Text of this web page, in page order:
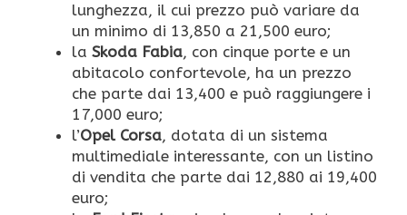
lunghezza, il cui prezzo può variare da
un minimo di 13,850 a 21,500 euro;
la Skoda Fabia, con cinque porte e un
abitacolo confortevole, ha un prezzo
che parte dai 13,400 e può raggiungere i
17,000 euro;
l’Opel Corsa, dotata di un sistema
multimediale interessante, con un listino
di vendita che parte dai 12,880 ai 19,400
euro;